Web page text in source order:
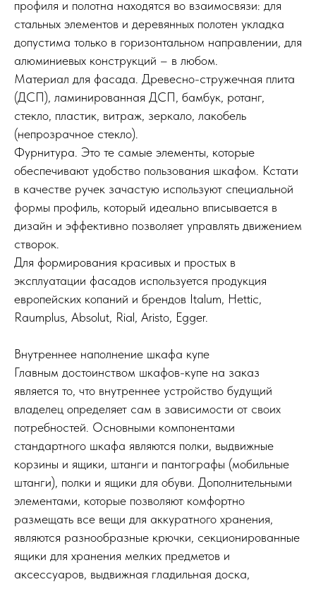
профиля и полотна находятся во взаимосвязи: для
стальных элементов и деревянных полотен укладка
допустима только в горизонтальном направлении, для
алюминиевых конструкций – в любом.
Материал для фасада. Древесно-стружечная плита
(ДСП), ламинированная ДСП, бамбук, ротанг,
стекло, пластик, витраж, зеркало, лакобель
(непрозрачное стекло).
Фурнитура. Это те самые элементы, которые
обеспечивают удобство пользования шкафом. Кстати
в качестве ручек зачастую используют специальной
формы профиль, который идеально вписывается в
дизайн и эффективно позволяет управлять движением
створок.
Для формирования красивых и простых в
эксплуатации фасадов используется продукция
европейских копаний и брендов Italum, Hettic,
Raumplus, Absolut, Rial, Aristo, Egger.
Внутреннее наполнение шкафа купе
Главным достоинством шкафов-купе на заказ
является то, что внутреннее устройство будущий
владелец определяет сам в зависимости от своих
потребностей. Основными компонентами
стандартного шкафа являются полки, выдвижные
корзины и ящики, штанги и пантографы (мобильные
штанги), полки и ящики для обуви. Дополнительными
элементами, которые позволяют комфортно
размещать все вещи для аккуратного хранения,
являются разнообразные крючки, секционированные
ящики для хранения мелких предметов и
аксессуаров, выдвижная гладильная доска,